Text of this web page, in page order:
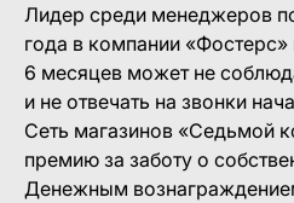
Лидер среди менеджеров
года в компании
6 месяцев может не
и не отвечать на звонки
Сеть магазинов «Седьмой
премию за заботу о
Денежным